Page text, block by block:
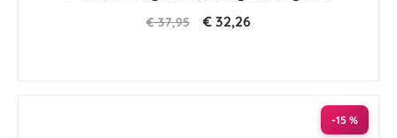
€ 37,95 € 32,26
-15 %